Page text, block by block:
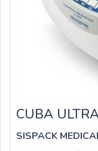
CUBA
SISPACK